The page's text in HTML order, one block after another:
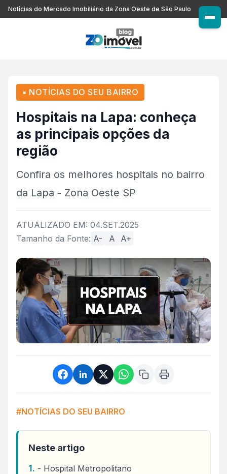
Notícias do Mercado Imobiliário da Zona Oeste de São Paulo
▪ NOTÍCIAS DO SEU BAIRRO
Hospitais na Lapa: conheça
as principais opções da
região
Confira os melhores hospitais no bairro
da Lapa - Zona Oeste SP
ATUALIZADO EM: 04.SET.2025
Tamanho da Fonte: A- A A+
#NOTÍCIAS DO SEU BAIRRO
Neste artigo
- Hospital Metropolitano